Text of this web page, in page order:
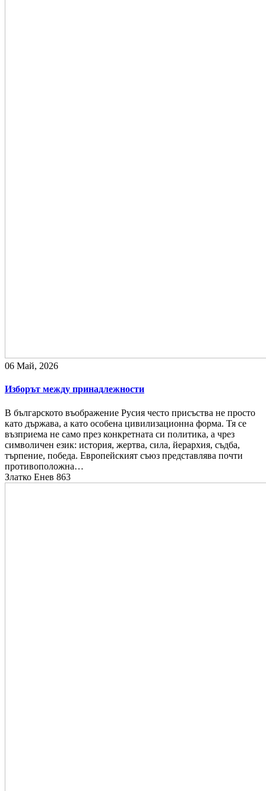
06 Май, 2026
Изборът между принадлежности
В българското въображение Русия често присъства не просто
като държава, а като особена цивилизационна форма. Тя се
възприема не само през конкретната си политика, а чрез
символичен език: история, жертва, сила, йерархия, съдба,
търпение, победа. Европейският съюз представлява почти
противоположна…
Златко Енев 863